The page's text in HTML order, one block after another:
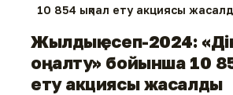
10 854 ықпал ету акциясы
Жылдық есеп-2024:
оңалту» бойынша 10
ету акциясы жасалды